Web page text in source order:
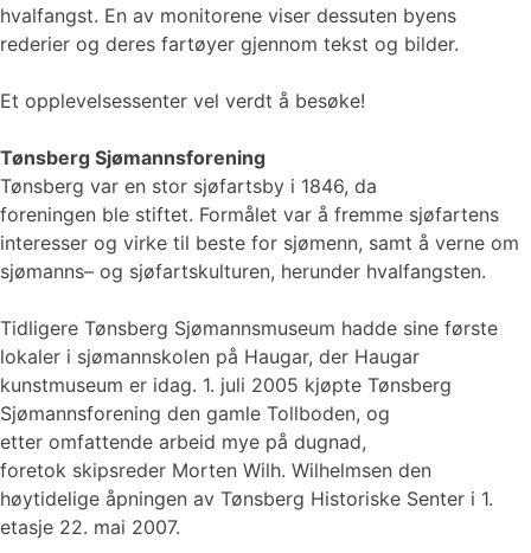
hvalfangst. En av monitorene viser dessuten byens
rederier og deres fartøyer gjennom tekst og bilder.
Et opplevelsessenter vel verdt å besøke!
Tønsberg Sjømannsforening
Tønsberg var en stor sjøfartsby i 1846, da
foreningen ble stiftet. Formålet var å fremme sjøfartens
interesser og virke til beste for sjømenn, samt å verne om
sjømanns– og sjøfartskulturen, herunder hvalfangsten.
Tidligere Tønsberg Sjømannsmuseum hadde sine første
lokaler i sjømannskolen på Haugar, der Haugar
kunstmuseum er idag. 1. juli 2005 kjøpte Tønsberg
Sjømannsforening den gamle Tollboden, og
etter omfattende arbeid mye på dugnad,
foretok skipsreder Morten Wilh. Wilhelmsen den
høytidelige åpningen av Tønsberg Historiske Senter i 1.
etasje 22. mai 2007.